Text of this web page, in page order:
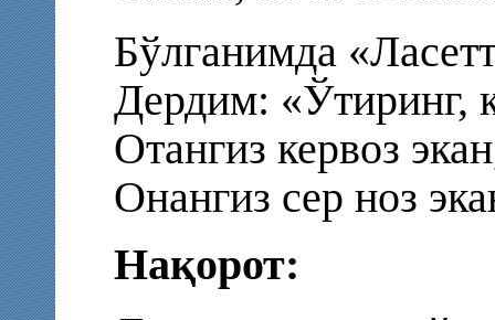
Бўлганимда
Дердим: «Ўтиринг,
Отангиз кервоз
Онангиз сер ноз
Нақорот: